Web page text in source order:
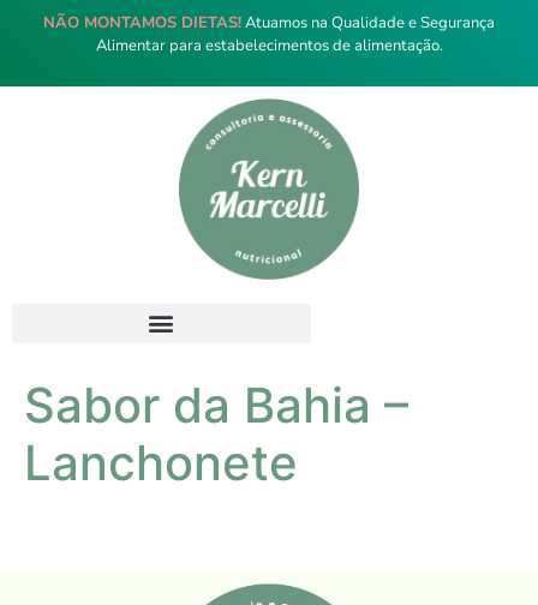
NÃO MONTAMOS DIETAS!Atuamos na Qualidade e Segurança
Alimentar para estabelecimentos de alimentação.
Sabor da Bahia –
Lanchonete